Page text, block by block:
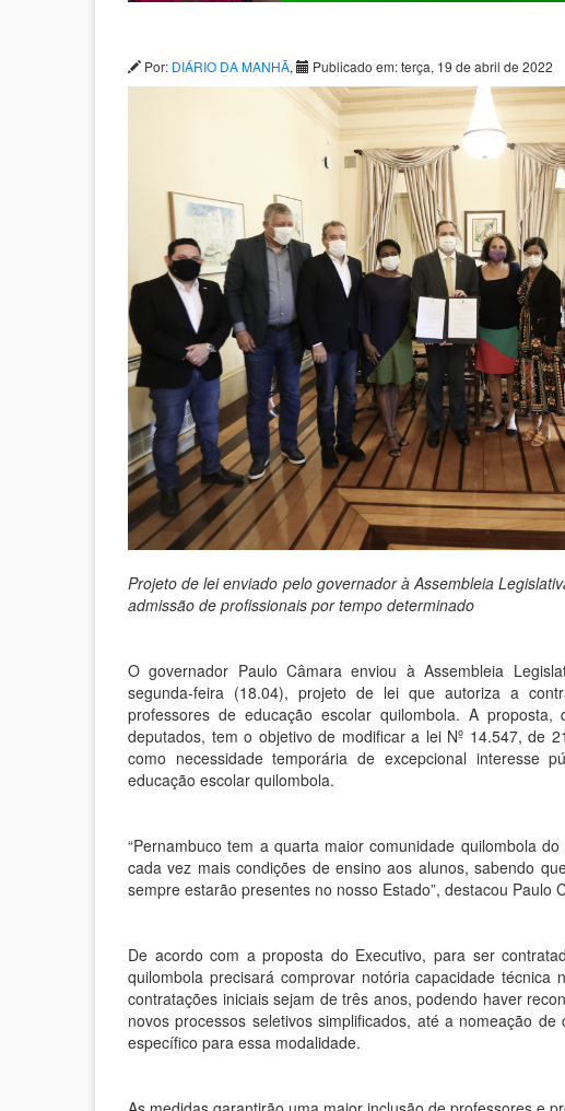
Por: DIÁRIO DA MANHÃ, Publicado em: terça, 19 de abril de 2022
Projeto de lei enviado pelo governador à Assembleia
admissão de profissionais por tempo determinado
O governador Paulo Câmara enviou à Assembleia
segunda-feira (18.04), projeto de lei que autoriza a
professores de educação escolar quilombola. A
deputados, tem o objetivo de modificar a lei Nº 14.547, de
como necessidade temporária de excepcional interesse
educação escolar quilombola.
“Pernambuco tem a quarta maior comunidade quilombola
cada vez mais condições de ensino aos alunos, sabendo
sempre estarão presentes no nosso Estado”, destacou Paulo
De acordo com a proposta do Executivo, para ser
quilombola precisará comprovar notória capacidade
contratações iniciais sejam de três anos, podendo haver
novos processos seletivos simplificados, até a nomeação
específico para essa modalidade.